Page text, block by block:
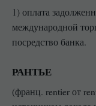
1) оплата
международной
посредство банка.
РАНТЬЕ
(франц. rentier от